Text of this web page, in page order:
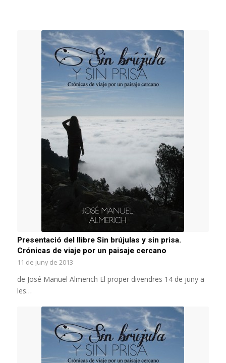
Presentació del llibre Sin brújulas y sin prisa.
Crónicas de viaje por un paisaje cercano
11 de juny de 2013
de José Manuel Almerich El proper divendres 14 de juny a
les…